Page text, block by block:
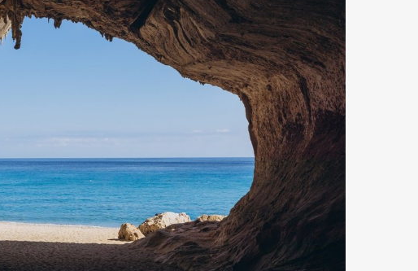
Pen Membership Magazine Official Columnist
Pen tw